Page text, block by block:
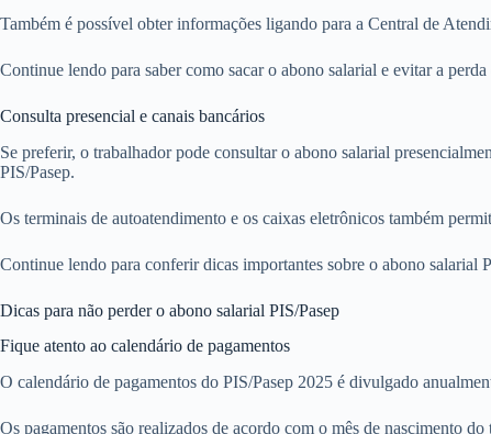
Também é possível obter informações ligando para a Central de
Continue lendo para saber como sacar o abono salarial e evitar a
Consulta presencial e canais bancários
Se preferir, o trabalhador pode consultar o abono salarial
PIS/Pasep.
Os terminais de autoatendimento e os caixas eletrônicos também
Continue lendo para conferir dicas importantes sobre o abono salarial
Dicas para não perder o abono salarial PIS/Pasep
Fique atento ao calendário de pagamentos
O calendário de pagamentos do PIS/Pasep 2025 é divulgado
Os pagamentos são realizados de acordo com o mês de nascimento